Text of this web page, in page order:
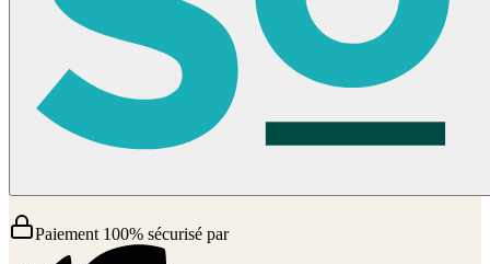
Paiement 100% sécurisé par